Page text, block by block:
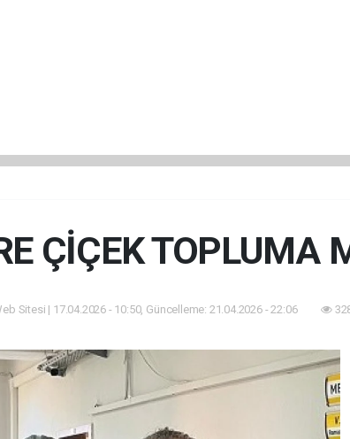
ÇİÇEK TOPLUMA
Sitesi | 17.04.2026 - 10:50, Güncelleme: 21.04.2026 - 22:06